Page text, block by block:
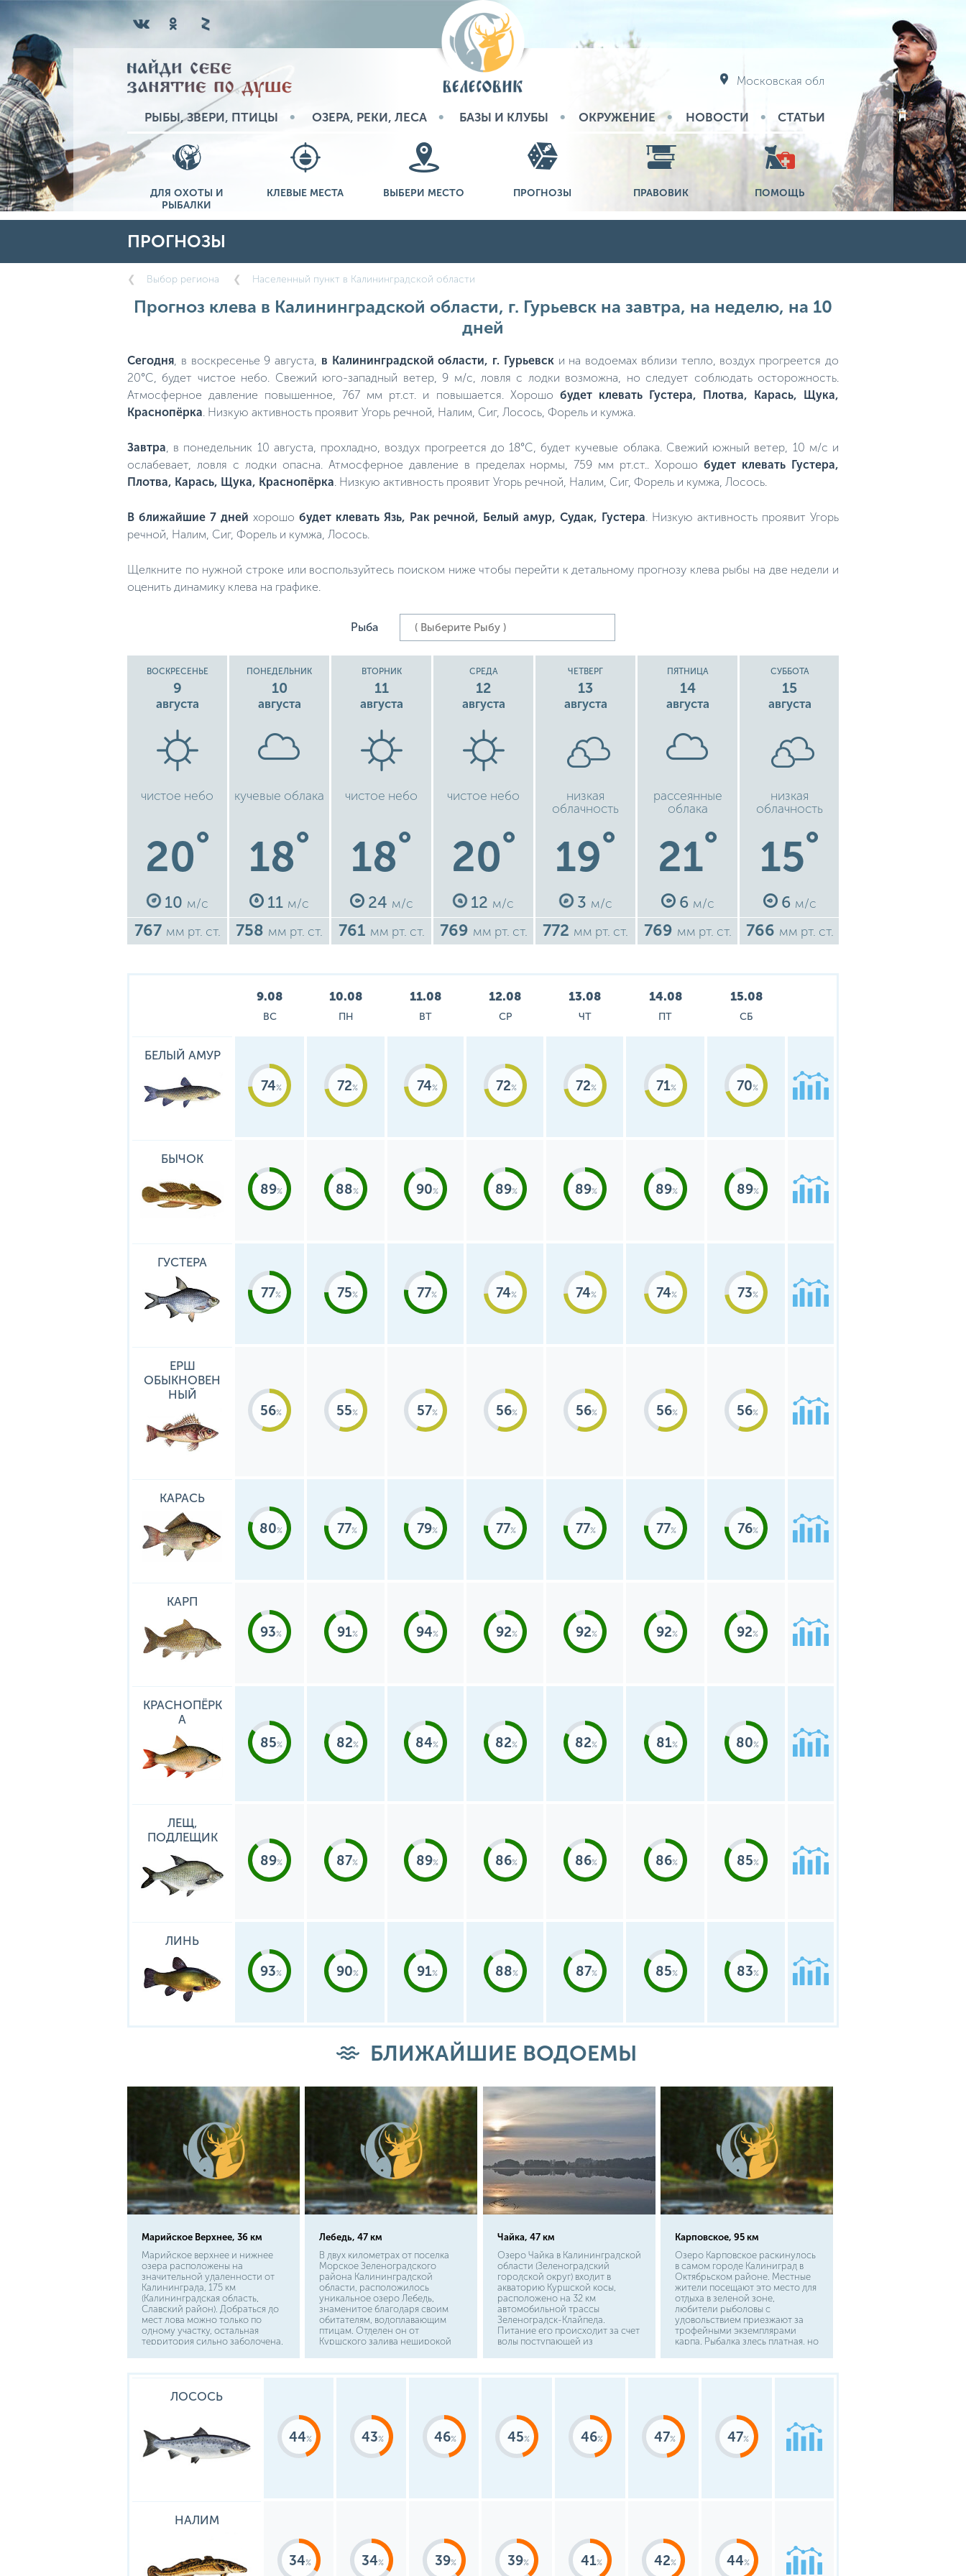
Московская обл
РЫБЫ, ЗВЕРИ, ПТИЦЫ ОЗЕРА, РЕКИ, ЛЕСА БАЗЫ И КЛУБЫ ОКРУЖЕНИЕ НОВОСТИ СТАТЬИ
ДЛЯ ОХОТЫ И
РЫБАЛКИ
КЛЕВЫЕ МЕСТА ВЫБЕРИ МЕСТО ПРОГНОЗЫ ПРАВОВИК ПОМОЩЬ
ПРОГНОЗЫ
Выбор региона Населенный пункт в Калининградской области
Прогноз клева в Калининградской области, г. Гурьевск на завтра, на неделю, на 10
дней
Сегодня , в воскресенье 9 августа, в Калининградской области, г. Гурьевск и на водоемах вблизи тепло, воздух прогреется до
20°C, будет чистое небо. Свежий юго-западный ветер, 9 м/с, ловля с лодки возможна, но следует соблюдать осторожность.
Атмосферное давление повышенное, 767 мм рт.ст. и повышается. Хорошо будет клевать Густера, Плотва, Карась, Щука,
Краснопёрка . Низкую активность проявит Угорь речной, Налим, Сиг, Лосось, Форель и кумжа.
Завтра , в понедельник 10 августа, прохладно, воздух прогреется до 18°C, будет кучевые облака. Свежий южный ветер, 10 м/с и
ослабевает, ловля с лодки опасна. Атмосферное давление в пределах нормы, 759 мм рт.ст.. Хорошобудет клевать Густера,
Плотва, Карась, Щука, Краснопёрка . Низкую активность проявит Угорь речной, Налим, Сиг, Форель и кумжа, Лосось.
В ближайшие 7 дней хорошо будет клевать Язь, Рак речной, Белый амур, Судак, Густера . Низкую активность проявит Угорь
речной, Налим, Сиг, Форель и кумжа, Лосось.
Щелкните по нужной строке или воспользуйтесь поиском ниже чтобы перейти к детальному прогнозу клева рыбы на две недели и
оценить динамику клева на графике.
Рыба
ВОСКРЕСЕНЬЕ
9
августа
чистое небо
20°
10 м/с
767 мм рт. ст.
ПОНЕДЕЛЬНИК
10
августа
кучевые облака
18°
11 м/с
758 мм рт. ст.
ВТОРНИК
11
августа
чистое небо
18°
24 м/с
761 мм рт. ст.
СРЕДА
12
августа
чистое небо
20°
12 м/с
769 мм рт. ст.
ЧЕТВЕРГ
13
августа
низкая
облачность
19°
3 м/с
772 мм рт. ст.
ПЯТНИЦА
14
августа
рассеянные
облака
21°
6 м/с
769 мм рт. ст.
СУББОТА
15
августа
низкая
облачность
15°
6 м/с
766 мм рт. ст.
9.08
ВС
10.08
ПН
11.08
ВТ
12.08
СР
13.08
ЧТ
14.08
ПТ
15.08
СБ
БЕЛЫЙ АМУР
74 72 74 72 72 71 70
БЫЧОК
89 88 90 89 89 89 89
ГУСТЕРА
77 75 77 74 74 74 73
ЕРШ
ОБЫКНОВЕН
НЫЙ
56 55 57 56 56 56 56
КАРАСЬ
80 77 79 77 77 77 76
КАРП
93 91 94 92 92 92 92
КРАСНОПЁРК
А
85 82 84 82 82 81 80
ЛЕЩ,
ПОДЛЕЩИК
89 87 89 86 86 86 85
ЛИНЬ
93 90 91 88 87 85 83
БЛИЖАЙШИЕ ВОДОЕМЫ
Марийское Верхнее, 36 км
Марийское верхнее и нижнее
озера расположены на
значительной удаленности от
Калининграда, 175 км
(Калининградская область,
Славский район). Добраться до
мест лова можно только по
одному участку, остальная
территория сильно заболочена.
невозможно, перед поселком
зарегистрированным местным
жителям, или их гостям при
наличии разрешения
полученного в г. Советске в
мостика. Оттуда остается пара
километров пешком.
Лебедь, 47 км
В двух километрах от поселка
Морское Зеленоградского
района Калининградской
области, расположилось
уникальное озеро Лебедь,
знаменитое благодаря своим
обитателям, водоплавающим
птицам. Отделен он от
Куршского залива неширокой
на личном транспорте через
Зеленоградск.
Чайка, 47 км
Озеро Чайка в Калининградской
области (Зеленоградский
городской округ) входит в
акваторию Куршской косы,
расположено на 32 км
автомобильной трассы
Зеленоградск-Клайпеда.
Питание его происходит за счет
воды поступающей из
Карповское, 95 км
Озеро Карповское раскинулось
в самом городе Калиниград в
Октябрьском районе. Местные
жители посещают это место для
отдыха в зеленой зоне,
любители рыболовы с
удовольствием приезжают за
трофейными экземплярами
карпа. Рыбалка здесь платная, но
ЛОСОСЬ
44 43 46 45 46 47 47
НАЛИМ
34 34 39 39 41 42 44